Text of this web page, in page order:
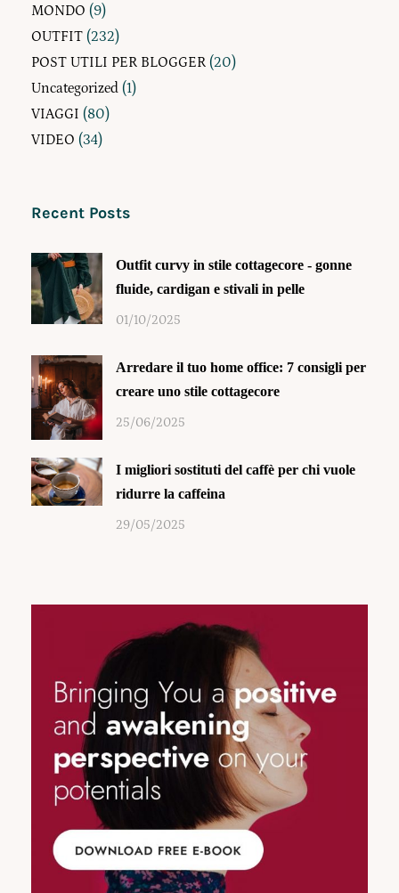
MONDO (9)
OUTFIT (232)
POST UTILI PER BLOGGER (20)
Uncategorized (1)
VIAGGI (80)
VIDEO (34)
Recent Posts
Outfit curvy in stile cottagecore - gonne
fluide, cardigan e stivali in pelle
01/10/2025
Arredare il tuo home office: 7 consigli per
creare uno stile cottagecore
25/06/2025
I migliori sostituti del caffè per chi vuole
ridurre la caffeina
29/05/2025